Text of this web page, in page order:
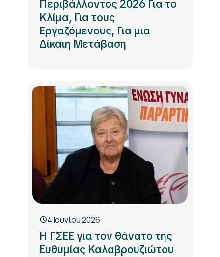
Περιβάλλοντος 2026 Για το
Κλίμα, Για τους
Εργαζόμενους, Για μια
Δίκαιη Μετάβαση
4 Ιουνίου 2026
Η ΓΣΕΕ για τον θάνατο της
Ευθυμίας Καλαβρουζιώτου